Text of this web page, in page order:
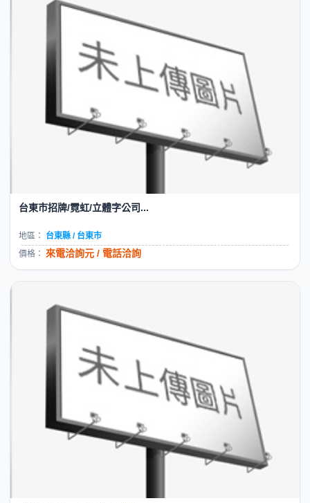
台東市招牌/霓虹/立體字公司...
地區：
台東縣 / 台東市
價格： 來電洽詢元 / 電話洽詢